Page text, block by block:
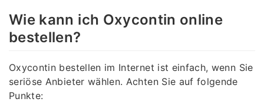
Wie kann ich Oxycontin online
bestellen?
Oxycontin bestellen im Internet ist einfach, wenn Sie
seriöse Anbieter wählen. Achten Sie auf folgende
Punkte: